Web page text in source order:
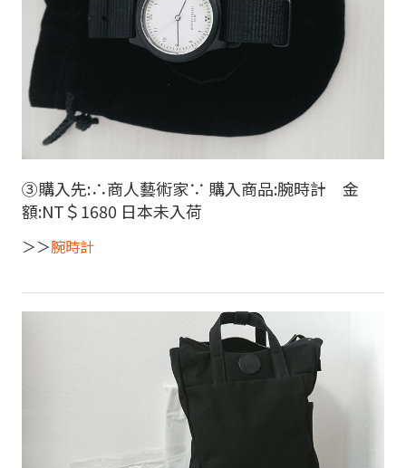
③購入先:∴商人藝術家∵ 購入商品:腕時計 金
額:NT＄1680 日本未入荷
＞＞腕時計